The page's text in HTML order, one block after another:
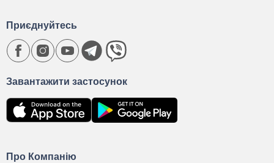
Про Компанію
Завантажити застосунок
Приєднуйтесь